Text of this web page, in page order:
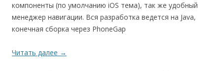
компоненты (по умолчанию iOS тема), так же удобный
менеджер навигации. Вся разработка ведется на Java,
конечная сборка через PhoneGap
Читать далее →